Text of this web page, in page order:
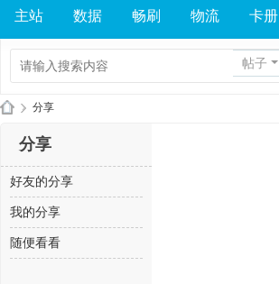
主站 数据 畅刷 物流 卡册
帖子
面
条
站
› 分享
分享
好友的分享
我的分享
随便看看